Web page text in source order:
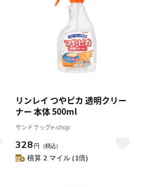
リンレイ つやピカ 透明クリー
ナー 本体 500ml
サンドラッグe-shop
328 円 （税込）
積算 2 マイル (1倍)